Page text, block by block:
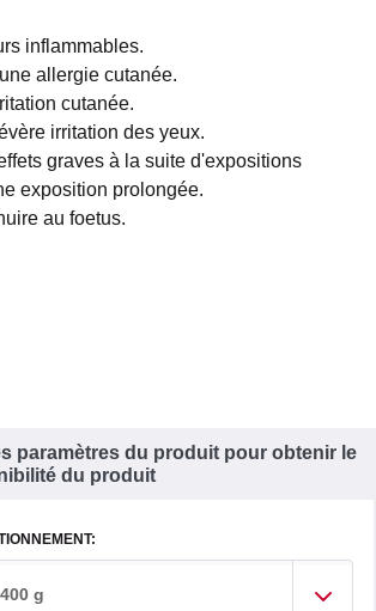
inflammables.
allergie cutanée.
cutanée.
irritation des yeux.
graves à la suite d'expositions
exposition prolongée.
au foetus.
paramètres du produit pour obtenir le
du produit
g